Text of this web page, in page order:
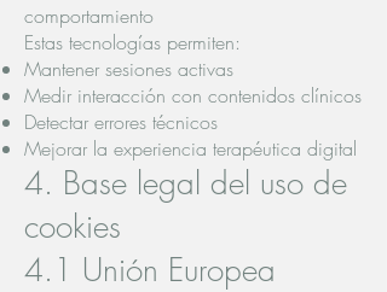
comportamiento
Estas tecnologías permiten:
Mantener sesiones activas
Medir interacción con contenidos clínicos
Detectar errores técnicos
Mejorar la experiencia terapéutica digital
4. Base legal del uso de
cookies
4.1 Unión Europea